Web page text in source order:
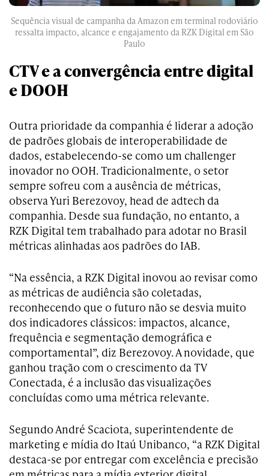
Sequência visual de campanha da Amazon em terminal rodoviário
ressalta impacto, alcance e engajamento da RZK Digital em São
Paulo
CTV e a convergência entre digital
e DOOH
Outra prioridade da companhia é liderar a adoção
de padrões globais de interoperabilidade de
dados, estabelecendo-se como um challenger
inovador no OOH. Tradicionalmente, o setor
sempre sofreu com a ausência de métricas,
observa Yuri Berezovoy, head de adtech da
companhia. Desde sua fundação, no entanto, a
RZK Digital tem trabalhado para adotar no Brasil
métricas alinhadas aos padrões do IAB.
“Na essência, a RZK Digital inovou ao revisar como
as métricas de audiência são coletadas,
reconhecendo que o futuro não se desvia muito
dos indicadores clássicos: impactos, alcance,
frequência e segmentação demográfica e
comportamental”, diz Berezovoy. A novidade, que
ganhou tração com o crescimento da TV
Conectada, é a inclusão das visualizações
concluídas como uma métrica relevante.
Segundo André Scaciota, superintendente de
marketing e mídia do Itaú Unibanco, “a RZK Digital
destaca-se por entregar com excelência e precisão